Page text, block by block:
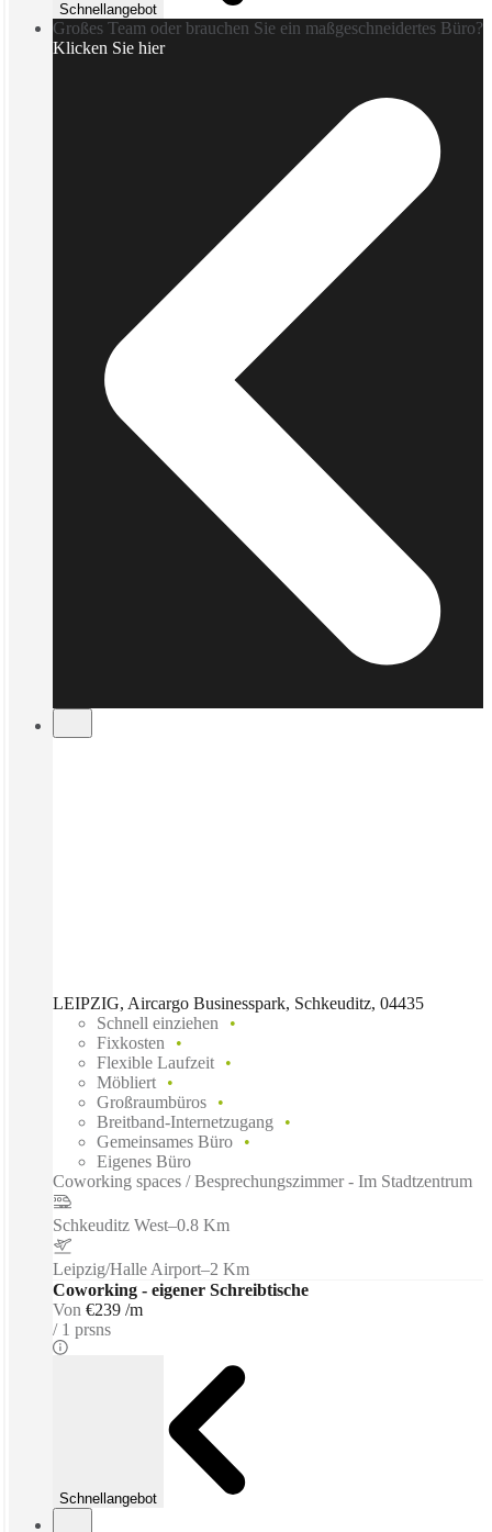
Schnellangebot
Großes Team oder brauchen Sie ein maßgeschneidertes Büro?
Klicken Sie hier
LEIPZIG, Aircargo Businesspark, Schkeuditz, 04435
Schnell einziehen
Fixkosten
Flexible Laufzeit
Möbliert
Großraumbüros
Breitband-Internetzugang
Gemeinsames Büro
Eigenes Büro
Coworking spaces / Besprechungszimmer - Im Stadtzentrum
Schkeuditz West–0.8 Km
Leipzig/Halle Airport–2 Km
Coworking - eigener Schreibtische
Von €239 /m
1 prsns
Schnellangebot